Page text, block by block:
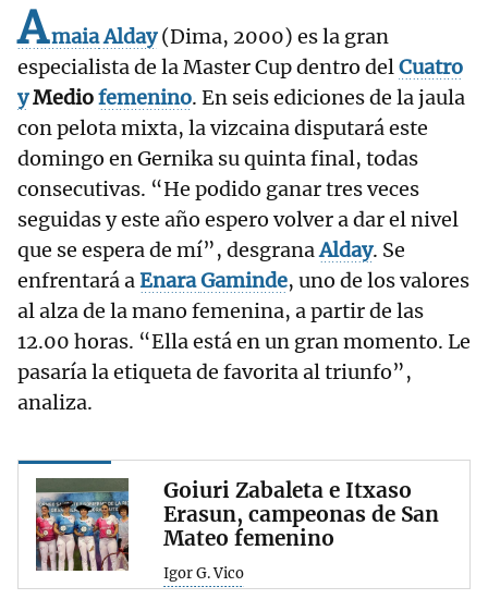
AmaiaAlday (Dima, 2000) es la gran
especialista de la Master Cup dentro delCuatro
yMediofemenino. En seis ediciones de la jaula
con pelota mixta, la vizcaina disputará este
domingo en Gernika su quinta final, todas
consecutivas. “He podido ganar tres veces
seguidas y este año espero volver a dar el nivel
que se espera de mí”, desgranaAlday. Se
enfrentará aEnaraGaminde, uno de los valores
al alza de la mano femenina, a partir de las
12.00 horas. “Ella está en un gran momento. Le
pasaría la etiqueta de favorita al triunfo”,
analiza.
Goiuri Zabaleta e Itxaso
Erasun, campeonas de San
Mateo femenino
Igor G. Vico